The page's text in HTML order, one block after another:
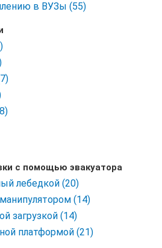
в ВУЗы (55)
с помощью эвакуатора
лебедкой (20)
(14)
загрузкой (14)
платформой (21)